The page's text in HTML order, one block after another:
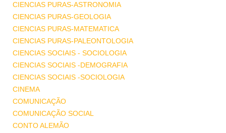
CIENCIAS PURAS-ASTRONOMIA
CIENCIAS PURAS-GEOLOGIA
CIENCIAS PURAS-MATEMATICA
CIENCIAS PURAS-PALEONTOLOGIA
CIENCIAS SOCIAIS - SOCIOLOGIA
CIENCIAS SOCIAIS -DEMOGRAFIA
CIENCIAS SOCIAIS -SOCIOLOGIA
CINEMA
COMUNICAÇÃO
COMUNICAÇÃO SOCIAL
CONTO ALEMÃO